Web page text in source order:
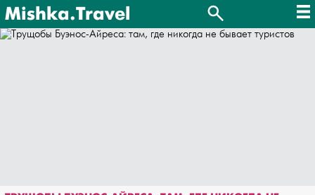
Mishka.Travel